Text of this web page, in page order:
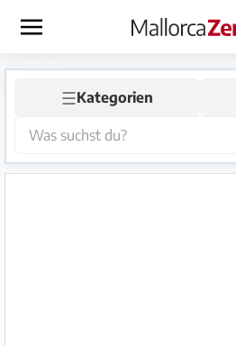
×
Startseite
Anzeige
aufgeben
☰Kategorien